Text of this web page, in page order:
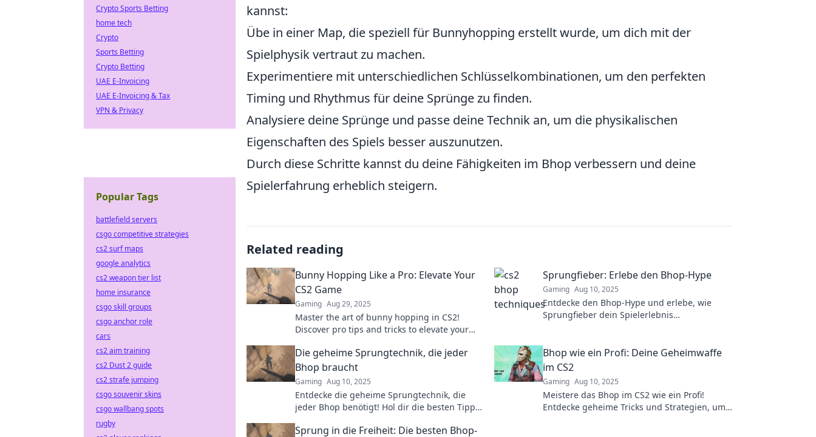
kannst:
Übe in einer Map, die speziell für Bunnyhopping erstellt wurde, um dich mit der
Spielphysik vertraut zu machen.
Experimentiere mit unterschiedlichen Schlüsselkombinationen, um den perfekten
Timing und Rhythmus für deine Sprünge zu finden.
Analysiere deine Sprünge und passe deine Technik an, um die physikalischen
Eigenschaften des Spiels besser auszunutzen.
Durch diese Schritte kannst du deine Fähigkeiten im Bhop verbessern und deine
Spielerfahrung erheblich steigern.
Related reading
Bunny Hopping Like a Pro: Elevate Your
CS2 Game
Gaming Aug 29, 2025
Master the art of bunny hopping in CS2!
Discover pro tips and tricks to elevate your
Sprungfieber: Erlebe den Bhop-Hype
Gaming Aug 10, 2025
Entdecke den Bhop-Hype und erlebe, wie
Sprungfieber dein Spielerlebnis
Die geheime Sprungtechnik, die jeder
Bhop braucht
Gaming Aug 10, 2025
Entdecke die geheime Sprungtechnik, die
jeder Bhop benötigt! Hol dir die besten Tipps
Spiel sofort!
Bhop wie ein Profi: Deine Geheimwaffe
im CS2
Gaming Aug 10, 2025
Meistere das Bhop im CS2 wie ein Profi!
Entdecke geheime Tricks und Strategien, um
Sprung in die Freiheit: Die besten Bhop-
Crypto Sports Betting
home tech
Crypto
Sports Betting
Crypto Betting
UAE E-Invoicing
UAE E-Invoicing & Tax
VPN & Privacy
Popular Tags
battlefield servers
csgo competitive strategies
cs2 surf maps
google analytics
cs2 weapon tier list
home insurance
csgo skill groups
csgo anchor role
cars
cs2 aim training
cs2 Dust 2 guide
cs2 strafe jumping
csgo souvenir skins
csgo wallbang spots
rugby